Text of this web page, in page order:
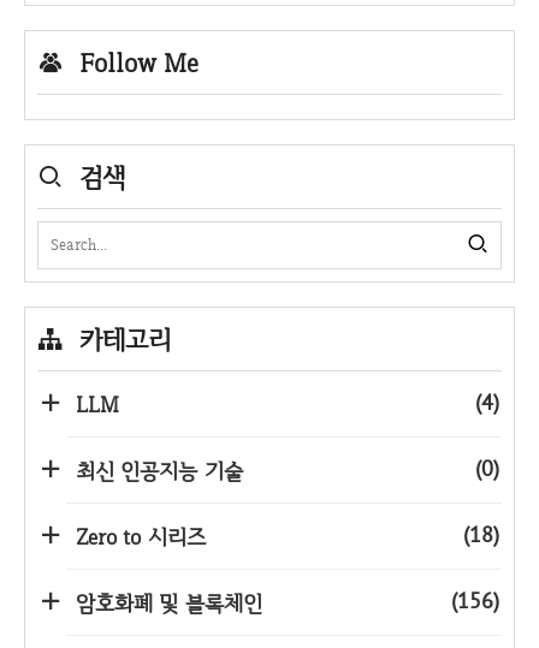
Follow Me
검색
카테고리
LLM (4)
최신 인공지능 기술 (0)
Zero to 시리즈 (18)
암호화폐 및 블록체인 (156)